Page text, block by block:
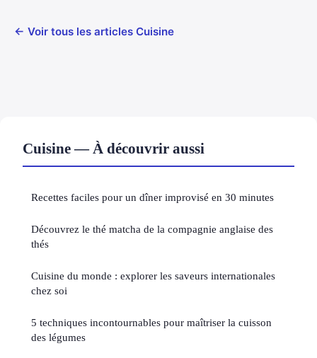
← Voir tous les articles Cuisine
Cuisine — À découvrir aussi
Recettes faciles pour un dîner improvisé en 30 minutes
Découvrez le thé matcha de la compagnie anglaise des
thés
Cuisine du monde : explorer les saveurs internationales
chez soi
5 techniques incontournables pour maîtriser la cuisson
des légumes